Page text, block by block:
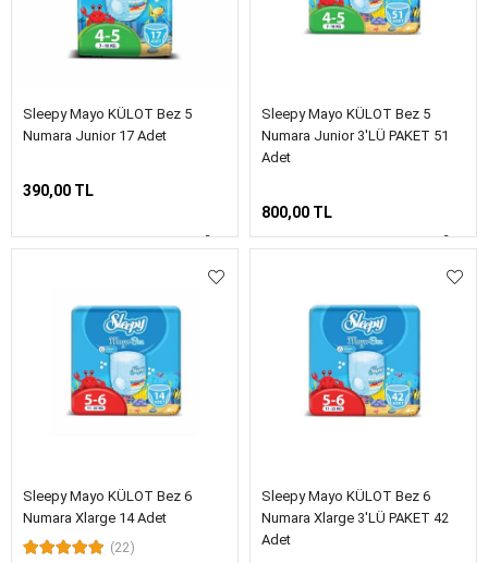
Sleepy Mayo KÜLOT Bez 5
Numara Junior 17 Adet
390,00 TL
Sleepy Mayo KÜLOT Bez 5
Numara Junior 3'LÜ PAKET 51
Adet
800,00 TL
Sleepy Mayo KÜLOT Bez 6
Numara Xlarge 14 Adet
(22)
Sleepy Mayo KÜLOT Bez 6
Numara Xlarge 3'LÜ PAKET 42
Adet